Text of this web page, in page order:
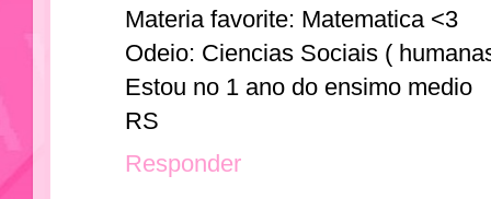
Materia favorite: Matematica <3
Odeio: Ciencias Sociais (
Estou no 1 ano do ensimo medio
RS
Responder